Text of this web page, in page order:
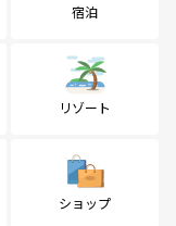
宿泊
リゾート
ショップ